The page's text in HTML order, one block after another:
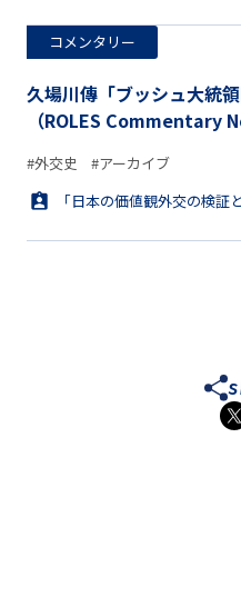
コメンタリー
久場川傳「ブッシュ大統
（ROLES Commentary
#外交史
#アーカイブ
「日本の価値観外交の検証